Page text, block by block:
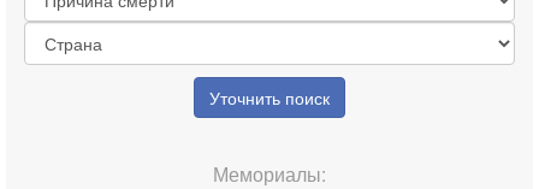
Уточнить поиск
Мемориалы: